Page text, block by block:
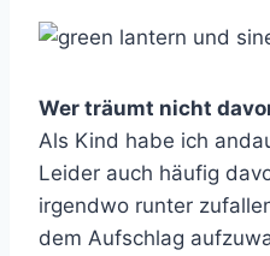
Wer träumt nicht
Als Kind habe ich
Leider auch häufig
irgendwo runter
dem Aufschlag